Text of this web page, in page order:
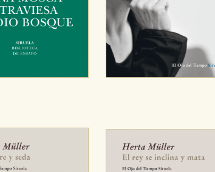
Cookies necesarias
Estas cookies son necesarias para que nuestro
hacerlo desde el navegador, pero en ese caso es
Cookies de publicidad y redes sociales
Estas cookies son gestionadas por nuestros
otros sitios. No almacenan directamente
dispositivo de internet.